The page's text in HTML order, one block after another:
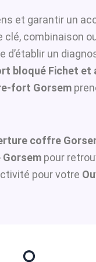
et garantir un
combinaison
d’établir un
bloqué Fichet et
fort Gorsem
coffre
pour
pour votre